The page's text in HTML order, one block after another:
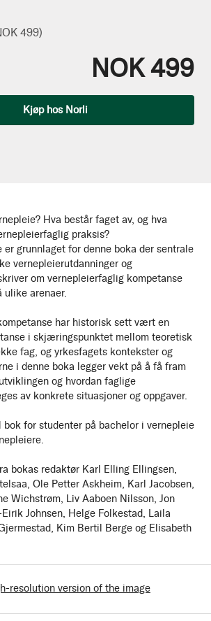
Hva består faget av, og hva
praksis?
er grunnlaget for denne boka der sentrale
vernepleierutdanninger og
om vernepleierfaglig kompetanse
ulike arenaer.
har historisk sett vært en
i skjæringspunktet mellom teoretisk
fag, og yrkesfagets kontekster og
i denne boka legger vekt på å få fram
og hvordan faglige
av konkrete situasjoner og oppgaver.
bok for studenter på bachelor i vernepleie
bokas redaktør Karl Elling Ellingsen,
Ole Petter Askheim, Karl Jacobsen,
Wichstrøm, Liv Aaboen Nilsson, Jon
Johnsen, Helge Folkestad, Laila
Kim Bertil Berge og Elisabeth
499)
NOK 499
Kjøp hos Norli
resolution version of the image